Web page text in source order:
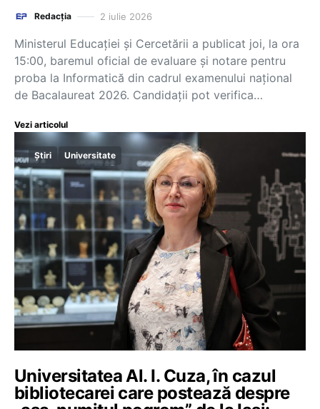
Redacția 2 iulie 2026
Ministerul Educației și Cercetării a publicat joi, la ora
15:00, baremul oficial de evaluare și notare pentru
proba la Informatică din cadrul examenului național
de Bacalaureat 2026. Candidații pot verifica…
Vezi articolul
Știri Universitate
Universitatea Al. I. Cuza, în cazul
bibliotecarei care postează despre